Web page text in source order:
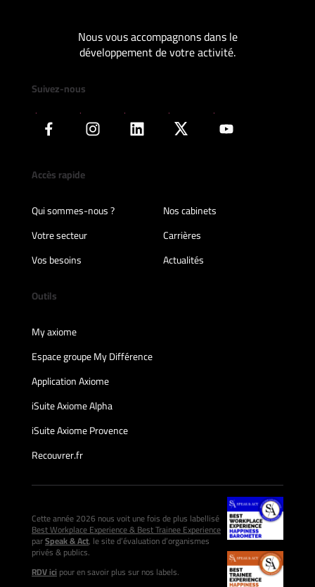
Nous vous accompagnons dans le
développement de votre activité.
Suivez-nous
Accès rapide
Qui sommes-nous ?
Nos cabinets
Votre secteur
Carrières
Vos besoins
Actualités
Outils
My axiome
Espace groupe My Différence
Application Axiome
iSuite Axiome Alpha
iSuite Axiome Provence
Recouvrer.fr
Cette année 2026 nous voit une fois de plus labellisé
Best Workplace Experience & Best Trainee Experience
parSpeak & Act, le site d’évaluation d’organismes
privés & publics.
RDV icipour en savoir plus sur nos labels.